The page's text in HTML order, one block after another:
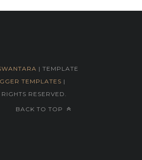
| TEMPLATE
TEMPLATES |
RESERVED.
BACK TO TOP